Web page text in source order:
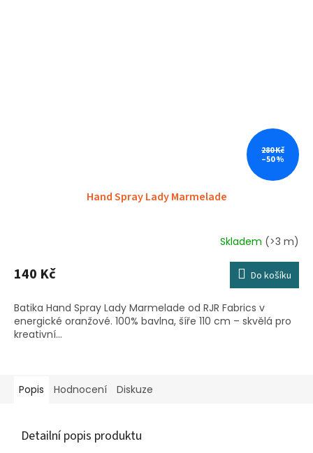
280 Kč
–50 %
Hand Spray Lady Marmelade
Skladem (>3 m)
140 Kč Do košíku
Batika Hand Spray Lady Marmelade od RJR Fabrics v
energické oranžové. 100% bavlna, šíře 110 cm – skvělá pro
kreativní...
Popis Hodnocení Diskuze
Detailní popis produktu